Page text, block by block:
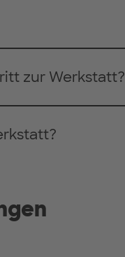
zur Werkstatt?